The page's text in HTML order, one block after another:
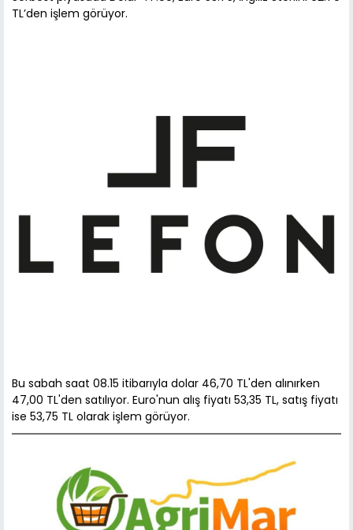
TL’den işlem görüyor.
Bu sabah saat 08.15 itibarıyla dolar 46,70 TL'den alınırken
47,00 TL'den satılıyor. Euro'nun alış fiyatı 53,35 TL, satış fiyatı
ise 53,75 TL olarak işlem görüyor.